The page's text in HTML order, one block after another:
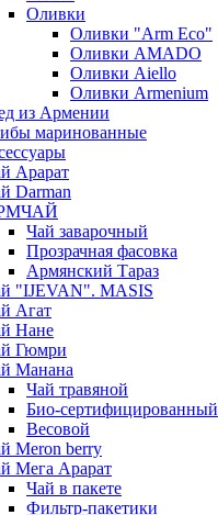
Оливки
Оливки "Arm Eco"
Оливки AMADO
Оливки Aiello
Оливки Armenium
из Армении
маринованные
Арарат
Darman
Чай заварочный
Прозрачная фасовка
Армянский Тараз
"IJEVAN". MASIS
Агат
Нане
Гюмри
Манана
Чай травяной
Био-сертифицированный
Весовой
Meron berry
Мега Арарат
Чай в пакете
Фильтр-пакетики